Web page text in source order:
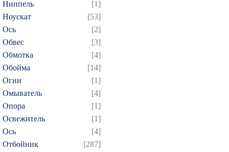
Ниппель
[1]
Ноускат
[53]
Оcь
[2]
Обвес
[3]
Обмотка
[4]
Обойма
[14]
Огни
[1]
Омыватель
[4]
Опора
[1]
Освежитель
[1]
Ось
[4]
Отбойник
[287]